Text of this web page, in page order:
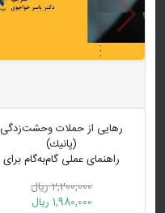
رهایی از حملات وحشت‌زدگی
(پانیك)
راهنمای عملی گام‌به‌گام برای
2,200,000 ریال
1,980,000 ریال